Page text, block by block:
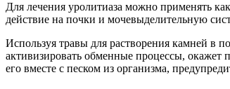
Для лечения уролитиаза можно применять
действие на почки и мочевыделительную
Используя травы для растворения камней в
активизировать обменные процессы, окажет
его вместе с песком из организма,